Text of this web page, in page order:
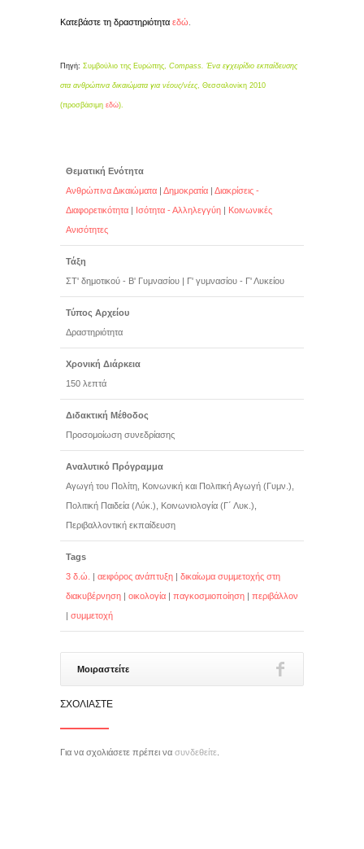
Κατεβάστε τη δραστηριότητα εδώ
Πηγή: Συμβούλιο της Ευρώπης, Compass. Ένα εγχειρίδιο εκπαίδευσης
στα ανθρώπινα δικαιώματα για νέους/νέες, Θεσσαλονίκη 2010
(προσβάσιμη εδώ).
Θεματική Ενότητα
Ανθρώπινα Δικαιώματα | Δημοκρατία | Διακρίσεις -
Διαφορετικότητα | Ισότητα - Αλληλεγγύη | Κοινωνικές
Ανισότητες
Τάξη
ΣΤ' δημοτικού - Β' Γυμνασίου | Γ' γυμνασίου - Γ' Λυκείου
Τύπος Αρχείου
Δραστηριότητα
Χρονική Διάρκεια
150 λεπτά
Διδακτική Μέθοδος
Προσομοίωση συνεδρίασης
Αναλυτικό Πρόγραμμα
Αγωγή του Πολίτη, Κοινωνική και Πολιτική Αγωγή (Γυμν.),
Πολιτική Παιδεία (Λύκ.), Κοινωνιολογία (Γ΄ Λυκ.),
Περιβαλλοντική εκπαίδευση
Tags
3 δ.ώ.
| αειφόρος ανάπτυξη | δικαίωμα συμμετοχής στη
διακυβέρνηση | οικολογία | παγκοσμιοποίηση | περιβάλλον
| συμμετοχή
Μοιραστείτε
ΣΧΟΛΙΆΣΤΕ
Για να σχολιάσετε πρέπει να συνδεθείτε